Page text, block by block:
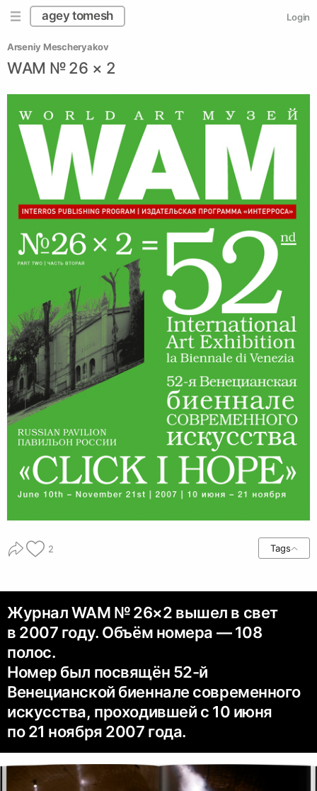
agey tomesh Login
Arseniy Mescheryakov
WAM № 26 × 2
2 Tags
Журнал WAM № 26×2 вышел в свет
в 2007 году. Объём номера — 108
полос.
Номер был посвящён 52-й
Венецианской биеннале современного
искусства, проходившей с 10 июня
по 21 ноября 2007 года.